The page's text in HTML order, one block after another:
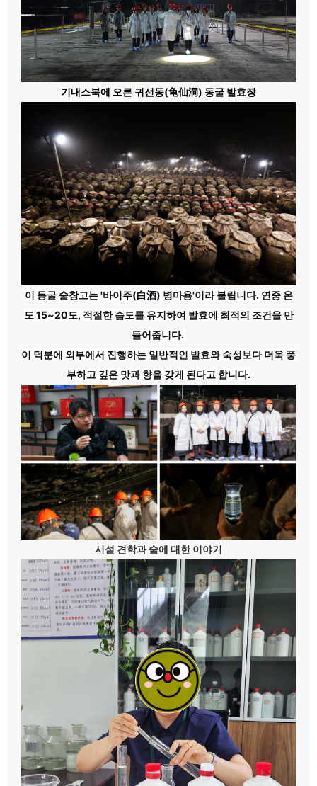
기내스북에 오른 귀선동(龟仙洞) 동굴 발효장
이 동굴 술창고는 '바이주(白酒) 병마용'이라 불립니다. 연중 온
도 15~20도, 적절한 습도를 유지하여 발효에 최적의 조건을 만
들어줍니다.
이 덕분에 외부에서 진행하는 일반적인 발효와 숙성보다 더욱 풍
부하고 깊은 맛과 향을 갖게 된다고 합니다.
시설 견학과 술에 대한 이야기